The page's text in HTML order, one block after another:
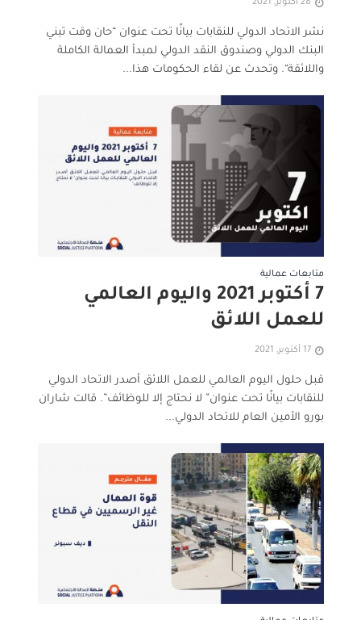
28 أكتوبر, 2021
نشر الاتحاد الدولي للنقابات بيانًا تحت عنوان “حان وقت تبني
البنك الدولي وصندوق النقد الدولي لمبدأ العمالة الكاملة
واللائقة“. وتحدث عن لقاء الحكومات هذا...
متابعات عمالية
7 أكتوبر 2021 واليوم العالمي
للعمل اللائق
17 أكتوبر, 2021
قبل حلول اليوم العالمي للعمل اللائق أصدر الاتحاد الدولي
للنقابات بيانًا تحت عنوان” لا نحتاج إلا للوظائف”. قالت شاران
بورو الأمين العام للاتحاد الدولي...